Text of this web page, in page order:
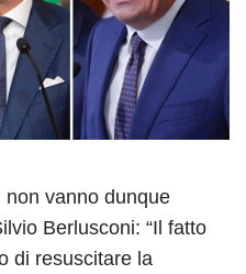
vanno dunque
Berlusconi: “Il fatto
di resuscitare la